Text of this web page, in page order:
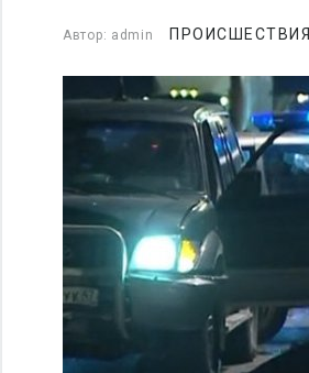
Автор: admin ПРОИСШЕСТВИЯ